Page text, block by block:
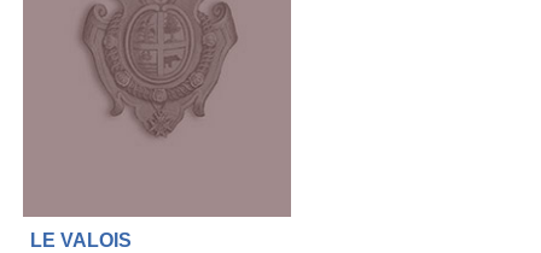
LE VALOIS